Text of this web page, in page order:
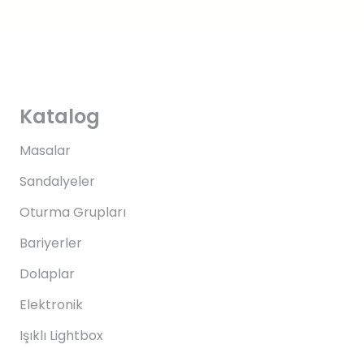
Katalog
Masalar
Sandalyeler
Oturma Grupları
Bariyerler
Dolaplar
Elektronik
Işıklı Lightbox